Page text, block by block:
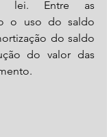
lei. Entre as
o uso do saldo
do saldo
do valor das